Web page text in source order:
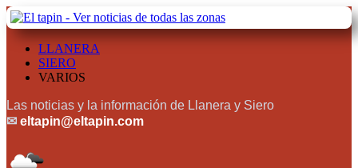
LLANERA
SIERO
VARIOS
Las noticias y la información de Llanera y Siero
✉ eltapin@eltapin.com